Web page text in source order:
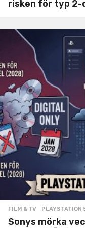
risken för typ 2-
FILM & TV ,PLAYSTATION
Sonys mörka